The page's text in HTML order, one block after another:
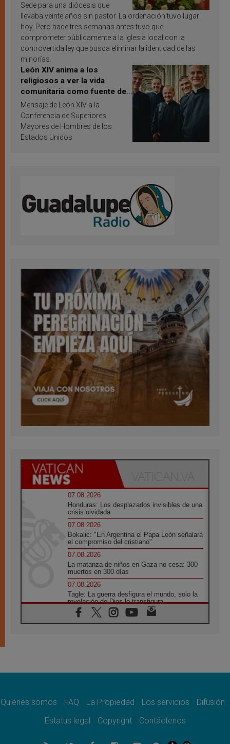
Sede para una diócesis que
llevaba veinte años sin pastor. La ordenación tuvo lugar
hoy. Pero hace tres semanas antes tuvo que
comprometer públicamente a la Iglesia local con la
controvertida ley que busca eliminar la identidad de las
minorías.
León XIV anima a los
religiosos a ver la vida
comunitaria como fuente de
inspiración y santificación
Mensaje de León XIV a la
Conferencia de Superiores
Mayores de Hombres de los
Estados Unidos
07.08.2026
Honduras: Los desplazados invisibles de una
crisis olvidada
07.08.2026
Bokalic: "En Argentina el Papa León señalará
el compromiso del cristiano"
07.08.2026
La matanza de niños en Gaza no cesa: 300
muertos en 300 días
07.08.2026
Tagle: La guerra desfigura el mundo, solo la
revelación de Dios lo transfigura
07.08.2026
Presentada la Trienal de Arte de las
espacio público
Lanzan un proyecto de empoderamiento
07.08.2026
Quiénes somos FAQ La Propiedad Los servicios
Difusión
Estatus legal
Copyright Contáctenos